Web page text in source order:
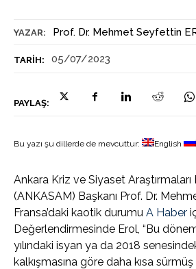
YAZAR: Prof. Dr. Mehmet Seyfettin
TARIH: 05/07/2023
PAYLAŞ:
Bu yazı şu dillerde de mevcuttur: English
Ankara Kriz ve Siyaset Araştırmaları
(ANKASAM) Başkanı Prof. Dr.
Fransa’daki kaotik durumu A Haber
Değerlendirmesinde Erol, “Bu
yılındaki isyan ya da 2018
kalkışmasına göre daha kısa